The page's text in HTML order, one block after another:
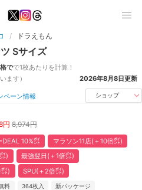
ドラえもん
Sサイズ
でで1枚あたりを計算！
ます）
2026年8月8日更新
ペーン情報 ショップ
円 8,974円
DEAL 10%㌽
マラソン11店(＋10倍㌽)
)
最強翌日(＋1倍㌽)
)
SPU(＋2倍㌽)
料 364枚入 新パッケージ